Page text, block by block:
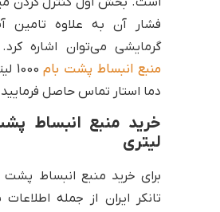
فشار آن به علاوه
گرمایشی می‌توان اشاره
منبع انبساط پشت بام
دما استار تماس حاصل
لیتری
تانکر ایران از جمله